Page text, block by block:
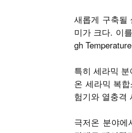
새롭게 구축
미가 크다. 이
gh
특히 세라믹
온 세라믹 복
험기와 열충격
극저온 분야에